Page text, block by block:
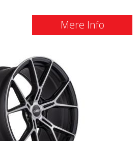
Mere Info